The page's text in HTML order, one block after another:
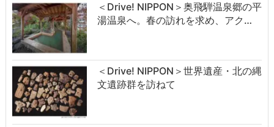
＜Drive! NIPPON＞奥飛騨温泉郷の平
湯温泉へ。春の訪れを求め、アク…
＜Drive! NIPPON＞世界遺産・北の縄
文遺跡群を訪ねて